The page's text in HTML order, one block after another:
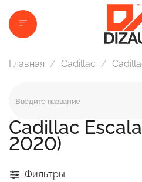
Главная Cadillac
Cadillac
2020)
Фильтры